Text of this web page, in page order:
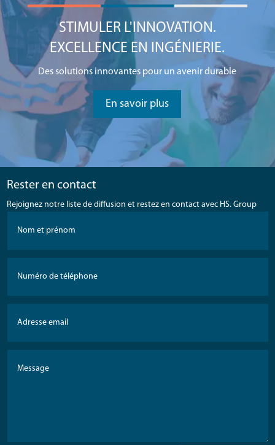
STIMULER L'INNOVATION.
EXCELLENCE EN INGÉNIERIE.
Des solutions innovantes pour un avenir durable
En savoir plus
Rester en contact
Rejoignez notre liste de diffusion et restez en contact avec HS. Group